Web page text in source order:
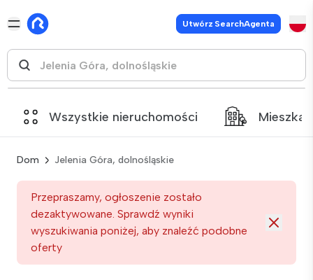
Utwórz SearchAgenta
Wszystkie nieruchomości
Dom Jelenia Góra, dolnośląskie
Przepraszamy, ogłoszenie zostało
dezaktywowane. Sprawdź wyniki
wyszukiwania poniżej, aby znaleźć podobne
oferty